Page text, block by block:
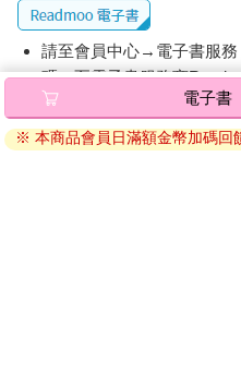
請至會員中心→電子書服
碼』至電子書服務商
退換貨須知：
因版權保護，您在金石堂
電子書
※ 本商品會員日滿額金幣加碼回